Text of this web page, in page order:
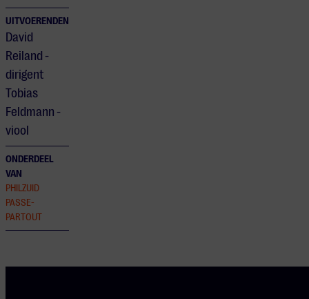
UITVOERENDEN
David
Reiland -
dirigent
Tobias
Feldmann -
viool
ONDERDEEL
VAN
PHILZUID
PASSE-
PARTOUT